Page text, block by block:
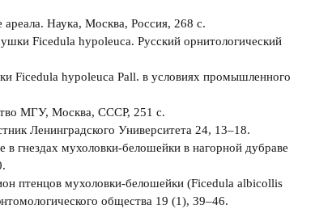
Наука, Москва, Россия, 268 с.
Ficedula hypoleuca. Русский орнитологический
Ficedula hypoleuca Pall. в условиях промышленного
МГУ, Москва, СССР, 251 с.
Ленинградского Университета 24, 13–18.
мухоловки-белошейки в нагорной дубраве
птенцов мухоловки-белошейки (Ficedula albicollis
общества 19 (1), 39–46.